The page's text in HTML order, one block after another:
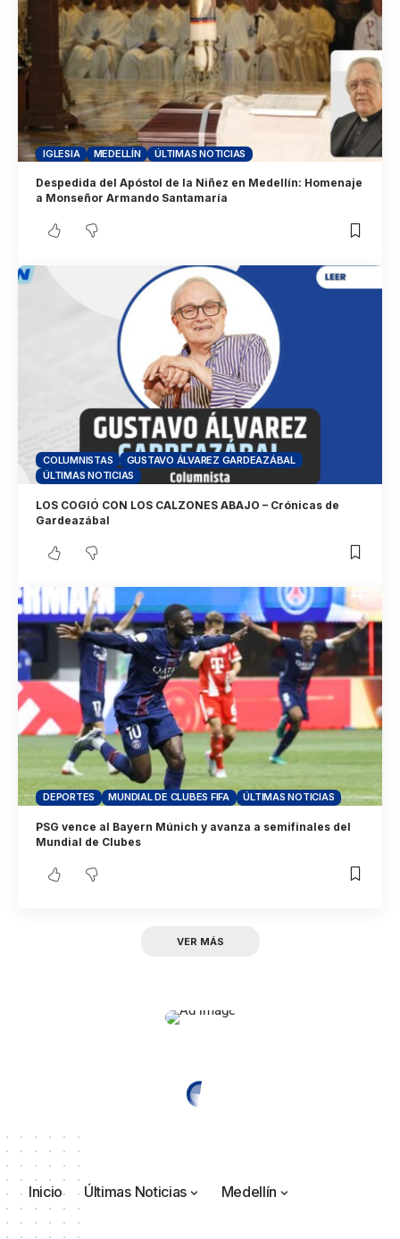
IGLESIA MEDELLÍN ÚLTIMAS NOTICIAS
Despedida del Apóstol de la Niñez en Medellín: Homenaje
a Monseñor Armando Santamaría
COLUMNISTAS
GUSTAVO ÁLVAREZ GARDEAZÁBAL
ÚLTIMAS NOTICIAS
LOS COGIÓ CON LOS CALZONES ABAJO – Crónicas de
Gardeazábal
DEPORTES MUNDIAL DE CLUBES FIFA ÚLTIMAS NOTICIAS
PSG vence al Bayern Múnich y avanza a semifinales del
Mundial de Clubes
VER MÁS
Inicio Últimas Noticias Medellín